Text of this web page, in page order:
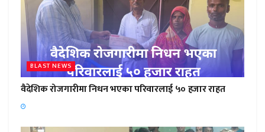
BLAST NEWS
वैदेशिक रोजगारीमा निधन भएका परिवारलाई ५० हजार राहत